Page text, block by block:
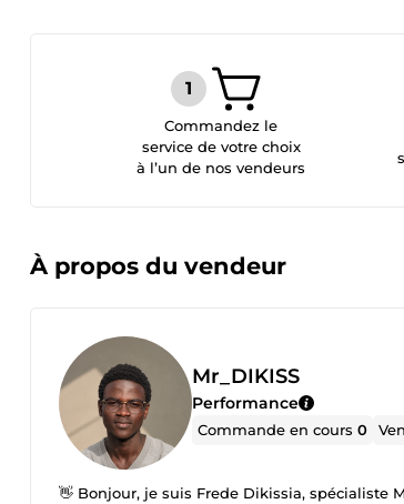
Commandez le
service de votre choix
à l’un de nos vendeurs
À propos du vendeur
Mr_DIKISS
Performance
Commande en cours0
👋 Bonjour, je suis Frede Dikissia, spécialiste